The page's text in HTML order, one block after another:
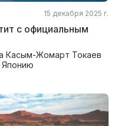
15 декабря 2025 г.
с официальным
Касым-Жомарт Токаев
Японию